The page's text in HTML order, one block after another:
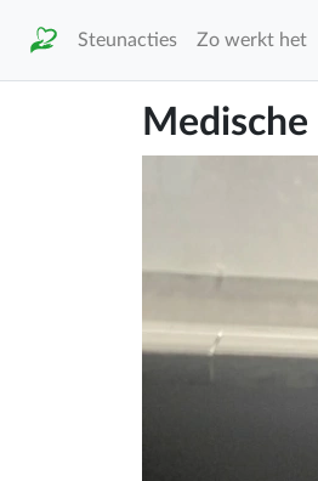
Steunacties Zo werkt het